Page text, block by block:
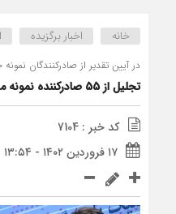
خانه اخبار برگزیده
در آیین تقدیر از صادرکنندگان
تجلیل از 55 صادرکننده نمونه ملی و استانی
کد خبر : 7104
۱۷ فروردین ۱۴۰۲ - ۱۳:۵۴